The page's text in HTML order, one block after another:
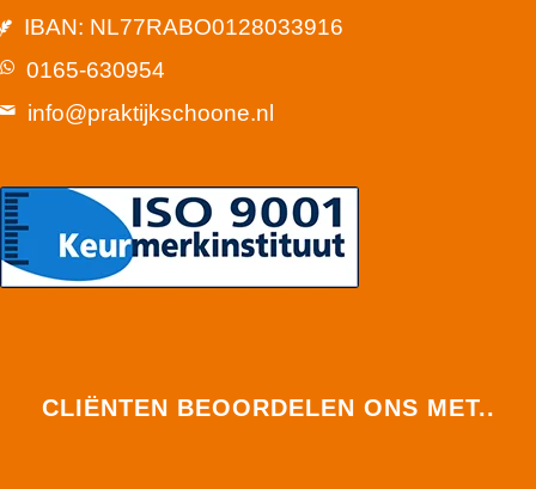
IBAN: NL77RABO0128033916
0165-630954
info@praktijkschoone.nl
CLIËNTEN BEOORDELEN ONS MET..